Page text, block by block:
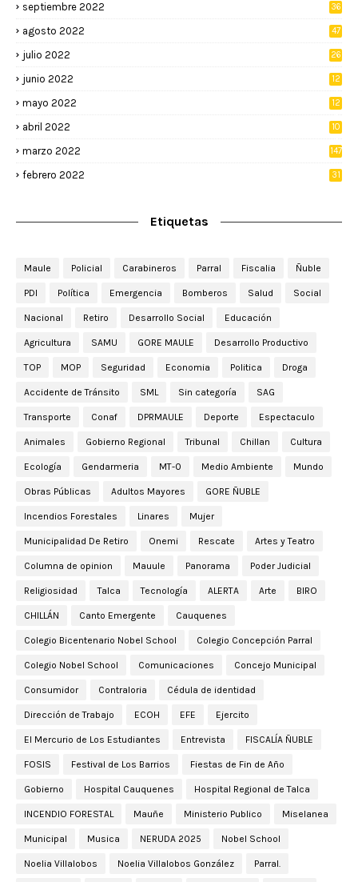
septiembre 2022 36
agosto 2022 47
julio 2022 26
junio 2022
12
mayo 2022
12
abril 2022
10
marzo 2022 147
febrero 2022 31
Etiquetas
Maule Policial Carabineros Parral Fiscalia Ñuble
PDI Política Emergencia Bomberos Salud Social
Nacional Retiro Desarrollo Social Educación
Agricultura SAMU GORE MAULE Desarrollo Productivo
TOP MOP Seguridad Economia Politica Droga
Accidente de Tránsito SML Sin categoría SAG
Transporte Conaf DPRMAULE Deporte Espectaculo
Animales Gobierno Regional Tribunal Chillan Cultura
Ecología Gendarmeria MT-0 Medio Ambiente Mundo
Obras Públicas Adultos Mayores GORE ÑUBLE
Incendios Forestales Linares Mujer
Municipalidad De Retiro Onemi Rescate Artes y Teatro
Columna de opinion Mauule Panorama Poder Judicial
Religiosidad Talca Tecnología ALERTA Arte BIRO
CHILLÁN Canto Emergente Cauquenes
Colegio Bicentenario Nobel School Colegio Concepción Parral
Colegio Nobel School Comunicaciones Concejo Municipal
Consumidor Contraloria Cédula de identidad
Dirección de Trabajo ECOH EFE Ejercito
El Mercurio de Los Estudiantes Entrevista FISCALÍA ÑUBLE
FOSIS Festival de Los Barrios Fiestas de Fin de Año
Gobierno Hospital Cauquenes Hospital Regional de Talca
INCENDIO FORESTAL Mauñe Ministerio Publico Miselanea
Municipal Musica NERUDA 2025 Nobel School
Noelia Villalobos Noelia Villalobos González Parral.